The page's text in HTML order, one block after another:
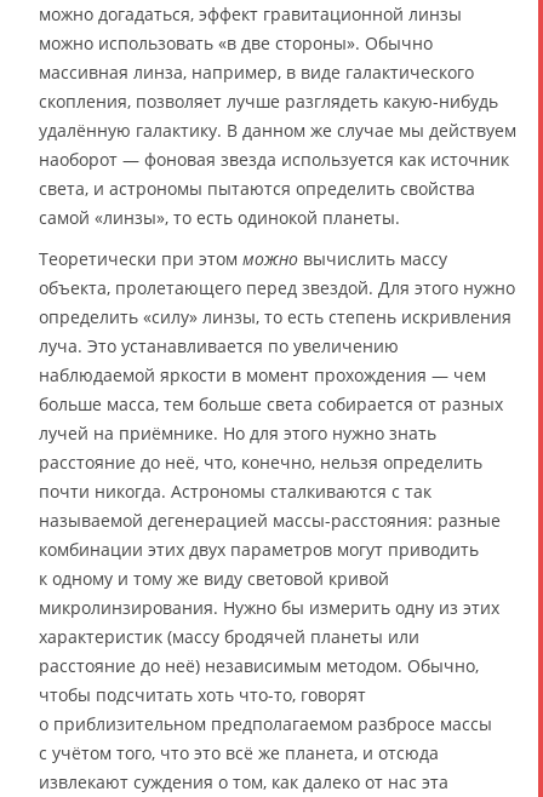
можно догадаться, эффект гравитационной линзы
можно использовать «в две стороны». Обычно
массивная линза, например, в виде галактического
скопления, позволяет лучше разглядеть какую-нибудь
удалённую галактику. В данном же случае мы действуем
наоборот — фоновая звезда используется как источник
света, и астрономы пытаются определить свойства
самой «линзы», то есть одинокой планеты.
Теоретически при этом можно вычислить массу
объекта, пролетающего перед звездой. Для этого нужно
определить «силу» линзы, то есть степень искривления
луча. Это устанавливается по увеличению
наблюдаемой яркости в момент прохождения — чем
больше масса, тем больше света собирается от разных
лучей на приёмнике. Но для этого нужно знать
расстояние до неё, что, конечно, нельзя определить
почти никогда. Астрономы сталкиваются с так
называемой дегенерацией массы-расстояния: разные
комбинации этих двух параметров могут приводить
к одному и тому же виду световой кривой
микролинзирования. Нужно бы измерить одну из этих
характеристик (массу бродячей планеты или
расстояние до неё) независимым методом. Обычно,
чтобы подсчитать хоть что-то, говорят
о приблизительном предполагаемом разбросе массы
с учётом того, что это всё же планета, и отсюда
извлекают суждения о том, как далеко от нас эта